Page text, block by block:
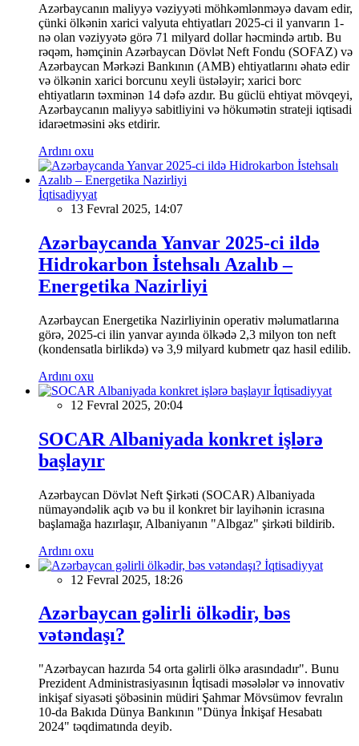
Azərbaycanın maliyyə vəziyyəti möhkəmlənməyə davam edir,
çünki ölkənin xarici valyuta ehtiyatları 2025-ci il yanvarın 1-
nə olan vəziyyətə görə 71 milyard dollar həcmində artıb. Bu
rəqəm, həmçinin Azərbaycan Dövlət Neft Fondu (SOFAZ) və
Azərbaycan Mərkəzi Bankının (AMB) ehtiyatlarını əhatə edir
və ölkənin xarici borcunu xeyli üstələyir; xarici borc
ehtiyatların təxminən 14 dəfə azdır. Bu güclü ehtiyat mövqeyi,
Azərbaycanın maliyyə sabitliyini və hökumətin strateji iqtisadi
idarəetməsini əks etdirir.
Ardını oxu
İqtisadiyyat
13 Fevral 2025, 14:07
Azərbaycanda Yanvar 2025-ci ildə
Hidrokarbon İstehsalı Azalıb –
Energetika Nazirliyi
Azərbaycan Energetika Nazirliyinin operativ məlumatlarına
görə, 2025-ci ilin yanvar ayında ölkədə 2,3 milyon ton neft
(kondensatla birlikdə) və 3,9 milyard kubmetr qaz hasil edilib.
Ardını oxu
İqtisadiyyat
12 Fevral 2025, 20:04
SOCAR Albaniyada konkret işlərə
başlayır
Azərbaycan Dövlət Neft Şirkəti (SOCAR) Albaniyada
nümayəndəlik açıb və bu il konkret bir layihənin icrasına
başlamağa hazırlaşır, Albaniyanın "Albgaz" şirkəti bildirib.
Ardını oxu
İqtisadiyyat
12 Fevral 2025, 18:26
Azərbaycan gəlirli ölkədir, bəs
vətəndaşı?
"Azərbaycan hazırda 54 orta gəlirli ölkə arasındadır". Bunu
Prezident Administrasiyasının İqtisadi məsələlər və innovativ
inkişaf siyasəti şöbəsinin müdiri Şahmar Mövsümov fevralın
10-da Bakıda Dünya Bankının "Dünya İnkişaf Hesabatı
2024" təqdimatında deyib.